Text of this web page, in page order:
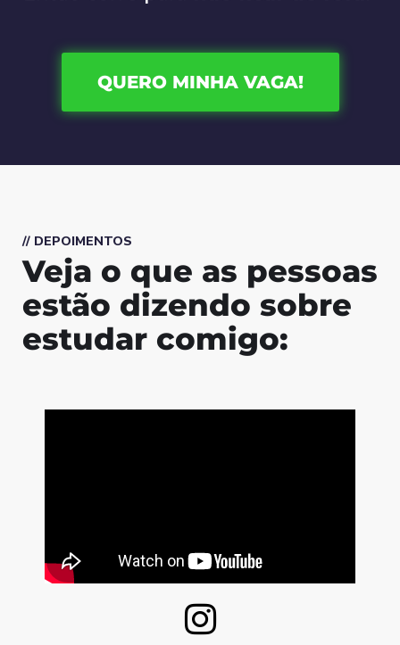
QUERO MINHA VAGA!
// DEPOIMENTOS
Veja o que as pessoas
estão dizendo sobre
estudar comigo: